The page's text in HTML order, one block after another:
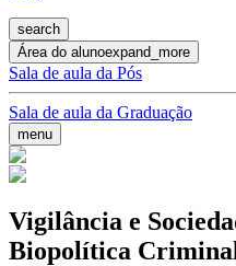
search
Área do alunoexpand_more
Sala de aula da Pós
Sala de aula da Graduação
menu
Vigilância e
Biopolítica